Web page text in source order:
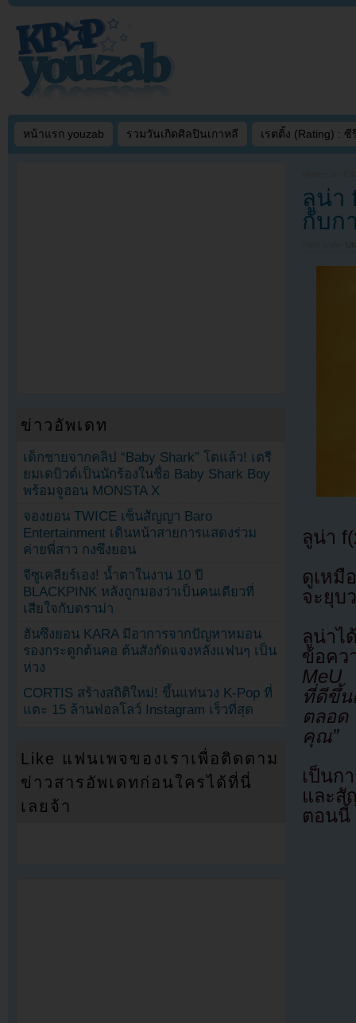
หน้าแรก youzab รวมวันเกิดศิลปินเกาหลี เรตติ้ง (Rating) : ซี
ลูน่า
กับก
ลูน่า
ดูเหมื
จะยุบ
ลูน่าไ
ข้อคว
MeU
ที่ดีขึ้
ตลอด
คุณ”
เป็นก
และ
ตอนนี้
ข่าวอัพเดท
เด็กชายจากคลิป “Baby Shark” โตแล้ว! เตรี
ยมเดบิวต์เป็นนักร้องในชื่อ Baby Shark Boy
พร้อมจูฮอน MONSTA X
จองยอน TWICE เซ็นสัญญา Baro
Entertainment เดินหน้าสายการแสดงร่วม
ค่ายพี่สาว กงซึงยอน
จีซูเคลียร์เอง! น้ำตาในงาน 10 ปี
BLACKPINK หลังถูกมองว่าเป็นคนเดียวที่
เสียใจกับดราม่า
ฮันซึงยอน KARA มีอาการจากปัญหาหมอน
รองกระดูกต้นคอ ต้นสังกัดแจงหลังแฟนๆ เป็น
ห่วง
CORTIS สร้างสถิติใหม่! ขึ้นแท่นวง K-Pop ที่
แตะ 15 ล้านฟอลโลว์ Instagram เร็วที่สุด
Like แฟนเพจของเราเพื่อติดตาม
ข่าวสารอัพเดทก่อนใครได้ที่นี่
เลยจ้า